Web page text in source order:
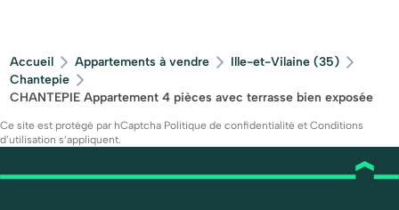
Accueil Appartements à vendre
Ille-et-Vilaine (35)
Chantepie
CHANTEPIE Appartement 4 pièces avec terrasse bien exposée
Ce site est protégé par hCaptcha Politique de confidentialité et Conditions
d’utilisation s’appliquent.